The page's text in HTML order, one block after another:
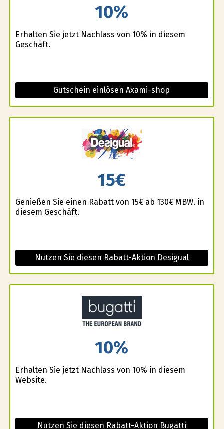
10%
Erhalten Sie jetzt Nachlass von 10% in diesem
Geschäft.
Gutschein einlösen Axami-shop
15€
Genießen Sie einen Rabatt von 15€ ab 130€ MBW. in
diesem Geschäft.
Nutzen Sie diesen Rabatt-Aktion Desigual
10%
Erhalten Sie jetzt Nachlass von 10% in diesem
Website.
Nutzen Sie diesen Rabatt-Aktion Bugatti